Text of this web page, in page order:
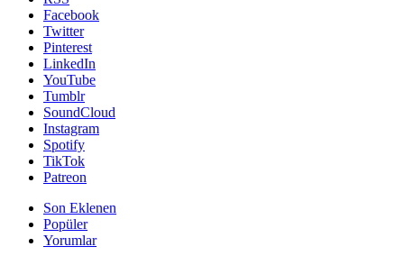
Facebook
Twitter
Pinterest
LinkedIn
YouTube
Tumblr
SoundCloud
Instagram
Spotify
TikTok
Patreon
Son Eklenen
Popüler
Yorumlar